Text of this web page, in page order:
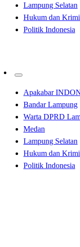
Lampung Selatan
Hukum dan
Politik Indonesia
Apakabar
Bandar Lampung
Warta DPRD
Medan
Lampung Selatan
Hukum dan
Politik Indonesia